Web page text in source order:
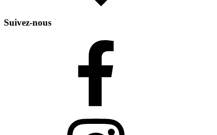
Suivez-nous